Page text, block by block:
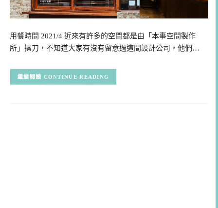
用餐時間 2021/4 近來有許多的空間都是由「本事空間製作
所」操刀，不知道大家有沒有留意過這間設計公司，他們…
CONTINUE READING